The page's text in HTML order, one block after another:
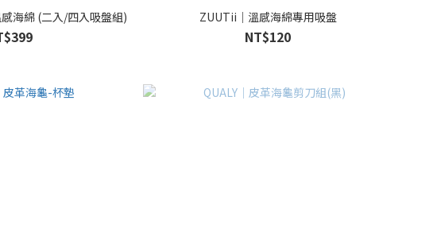
海綿 (二入/四入吸盤組) ZUUTii｜溫感海綿專用吸盤
NT$120